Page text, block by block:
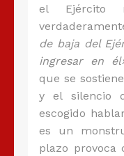
el
de baja del
ingresar en
que se
y el silencio
escogido
es un
plazo provoca